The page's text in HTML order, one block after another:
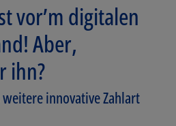
vor’m digitalen
Aber,
ihn?
innovative Zahlart